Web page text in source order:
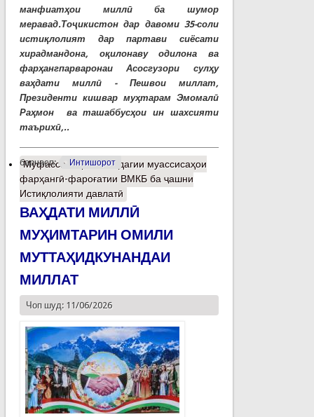
манфиатҳои миллӣ ба шумор
меравад.Тоҷикистон дар давоми 35-соли
истиқлолият дар партави сиёсати
хирадмандона, оқилонаву одилона ва
фарҳангпарваронаи Асосгузори сулҳу
ваҳдати миллӣ - Пешвои миллат,
Президенти кишвар муҳтарам Эмомалӣ
Раҳмон ва ташаббусҳои ин шахсияти
таърихӣ,..
барчасп: Интишорот
Муфассалтаро Омодагии муассисаҳои
фарҳангӣ-фароғатии ВМКБ ба ҷашни
Истиқлолияти давлатӣ
ВАҲДАТИ МИЛЛӢ
МУҲИМТАРИН ОМИЛИ
МУТТАҲИДКУНАНДАИ
МИЛЛАТ
Чоп шуд: 11/06/2026